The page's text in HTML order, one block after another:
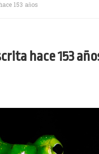
153 años
hace 153